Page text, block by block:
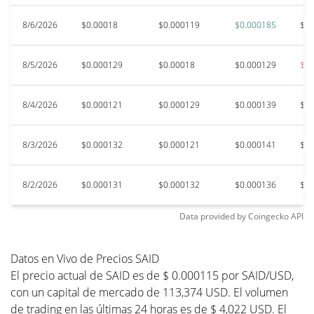
8/6/2026 $0.00018 $0.000119 $0.000185
8/5/2026 $0.000129 $0.00018 $0.000129
8/4/2026 $0.000121 $0.000129 $0.000139
8/3/2026 $0.000132 $0.000121 $0.000141
8/2/2026 $0.000131 $0.000132 $0.000136
Data provided byCoingeckoAPI
Datos en Vivo de Precios SAID
El precio actual de SAID es de $ 0.000115 por SAID/USD,
con un capital de mercado de 113,374 USD. El volumen
de trading en las últimas 24 horas es de $ 4,022 USD. El